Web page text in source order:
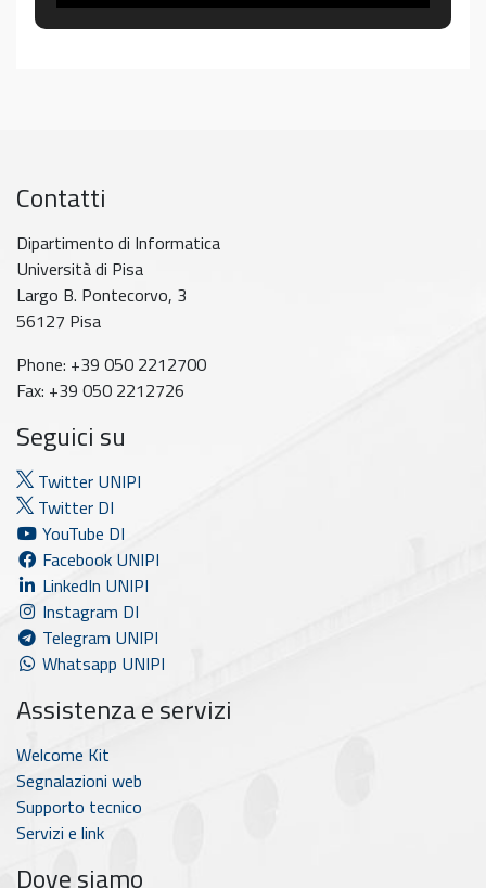
Contatti
Dipartimento di Informatica
Università di Pisa
Largo B. Pontecorvo, 3
56127 Pisa
Phone: +39 050 2212700
Fax: +39 050 2212726
Seguici su
Twitter UNIPI
Twitter DI
YouTube DI
Facebook UNIPI
LinkedIn UNIPI
Instagram DI
Telegram UNIPI
Whatsapp UNIPI
Assistenza e servizi
Welcome Kit
Segnalazioni web
Supporto tecnico
Servizi e link
Dove siamo